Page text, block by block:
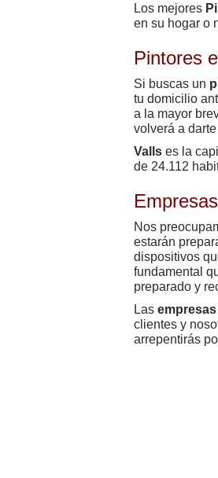
Los mejores
en su hogar o
Pintores
Si buscas un
tu domicilio
a la mayor
volverá a
Valls es la
de 24.112
Nos
estarán
dispositivos
fundamental
preparado y
Las
clientes y
arrepentirás